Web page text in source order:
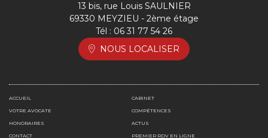
13 bis, rue Louis SAULNIER
69330 MEYZIEU - 2ème étage
Tél : 06 31 77 54 26
NOUS LOCALISER
ACCUEIL CABINET
VOTRE AVOCATE COMPÉTENCES
HONORAIRES ACTUS
CONTACT PREMIER RDV EN LIGNE